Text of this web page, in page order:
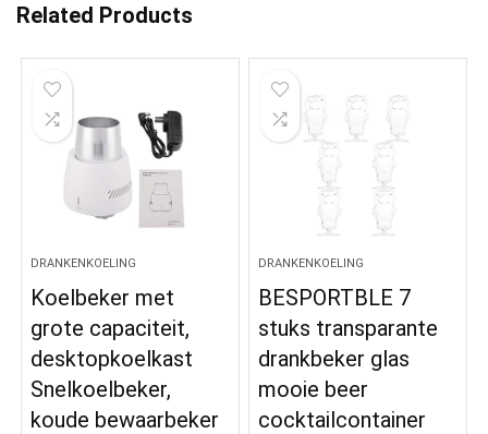
Related Products
DRANKENKOELING
Koelbeker met
grote capaciteit,
desktopkoelkast
Snelkoelbeker,
koude bewaarbeker
DRANKENKOELING
BESPORTBLE 7
stuks transparante
drankbeker glas
mooie beer
cocktailcontainer